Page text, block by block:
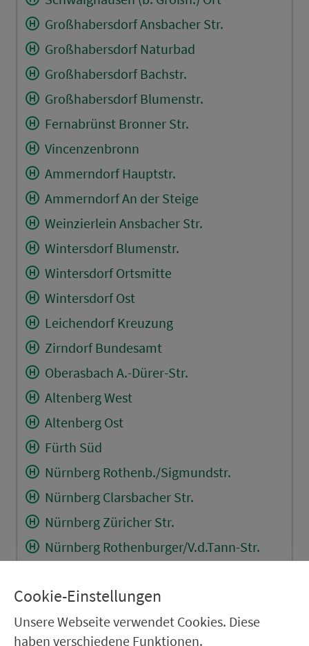
Großhabersdorf Ansbacher Str.
Großhabersdorf Naturbad
Großhabersdorf Bachstr.
Großhabersdorf Blumenstr.
Fernabrünst Bronner Str.
Vincenzenbronn
Ammerndorf Hauptstr.
Ammerndorf An der Steige
Weinzierlein Ansbacher Str.
Wintersdorf Blumenstr.
Wintersdorf Ortsmitte
Wintersdorf Ost
Leichendorf Kreuzung
Zirndorf Bundesamt
Oberasbach A.-Dürer-Str.
Altenberg West
Altenberg Ost
Fürth Süd
Nürnberg Rothenb./Sigmundstr.
Nürnberg Clarsbacher Str.
Nürnberg Züricher Str.
Nürnberg Rothenburger/V.d.Tann-Str.
Rehdorf Kindergarten
Oberasbach Oberer Locher Weg
Cookie-Einstellungen
Unsere Webseite verwendet Cookies. Diese
haben verschiedene Funktionen.